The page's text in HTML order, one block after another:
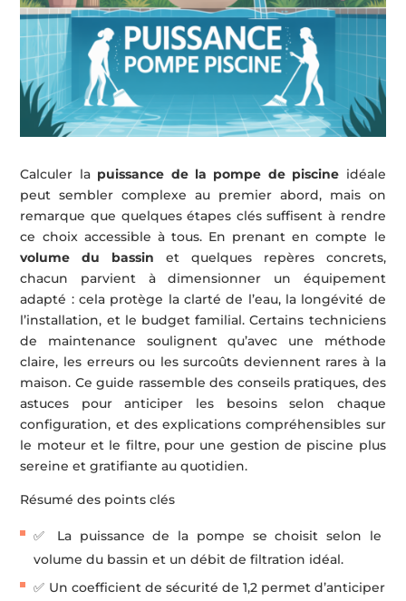
Calculer la puissance de la pompe de piscine idéale
peut sembler complexe au premier abord, mais on
remarque que quelques étapes clés suffisent à rendre
ce choix accessible à tous. En prenant en compte le
volume du bassin et quelques repères concrets,
chacun parvient à dimensionner un équipement
adapté : cela protège la clarté de l’eau, la longévité de
l’installation, et le budget familial. Certains techniciens
de maintenance soulignent qu’avec une méthode
claire, les erreurs ou les surcoûts deviennent rares à la
maison. Ce guide rassemble des conseils pratiques, des
astuces pour anticiper les besoins selon chaque
configuration, et des explications compréhensibles sur
le moteur et le filtre, pour une gestion de piscine plus
sereine et gratifiante au quotidien.
Résumé des points clés
✅ La puissance de la pompe se choisit selon le
volume du bassin et un débit de filtration idéal.
✅ Un coefficient de sécurité de 1,2 permet d’anticiper